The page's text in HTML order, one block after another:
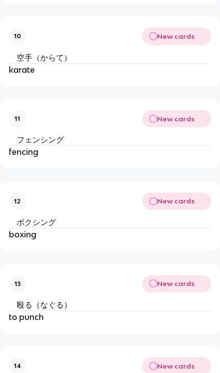
10 New cards
空手（からて）
karate
11 New cards
フェンシング
fencing
12 New cards
ボクシング
boxing
13 New cards
殴る（なぐる）
to punch
14 New cards